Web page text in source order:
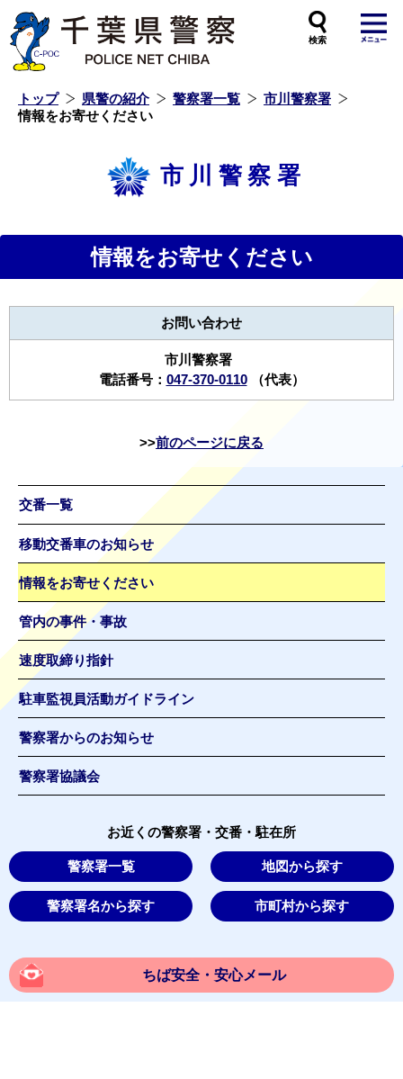
トップ 県警の紹介 警察署一覧
市川警察署
情報をお寄せください
市川警察署
情報をお寄せください
お問い合わせ
市川警察署
電話番号： 047-370-0110（代表）
前のページに戻る
交番一覧
移動交番車のお知らせ
情報をお寄せください
管内の事件・事故
速度取締り指針
駐車監視員活動ガイドライン
警察署からのお知らせ
警察署協議会
お近くの警察署・交番・駐在所
警察署一覧 地図から探す
警察署名から探す 市町村から探す
ちば安全・安心メール